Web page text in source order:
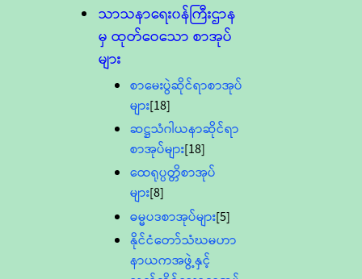
သာသနာရေး၀န်ကြီးဌာန
မှ ထုတ်ဝေသော စာအုပ်
များ
စာမေးပွဲဆိုင်ရာစာအုပ်
များ[18]
ဆဋ္ဌသံဂါယနာဆိုင်ရာ
စာအုပ်များ[18]
ထေရုပ္ပတ္တိစာအုပ်
များ[8]
ဓမ္မပဒစာအုပ်များ[5]
နိုင်ငံတော်သံဃမဟာ
နာယကအဖွဲ့နှင့်